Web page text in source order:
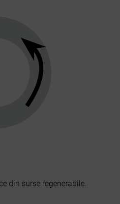
din surse regenerabile.